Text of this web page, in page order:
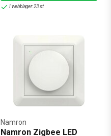
I webblager: 23 st
Namron Zigbee LED
Namron